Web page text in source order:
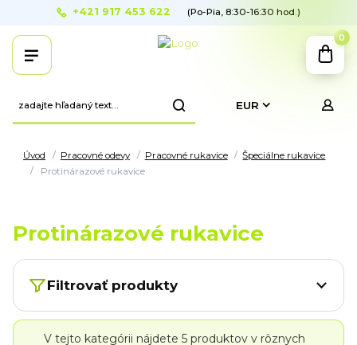
EUR
+421 917 453 622 (Po-Pia, 8:30-16:30 hod.)
0
Úvod Pracovné odevy Pracovné rukavice
Špeciálne rukavice
Protinárazové rukavice
Protinárazové rukavice
Filtrovať produkty
V tejto kategórii nájdete 5 produktov v rôznych